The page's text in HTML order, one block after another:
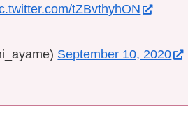
tZBvthyhON
September 10, 2020